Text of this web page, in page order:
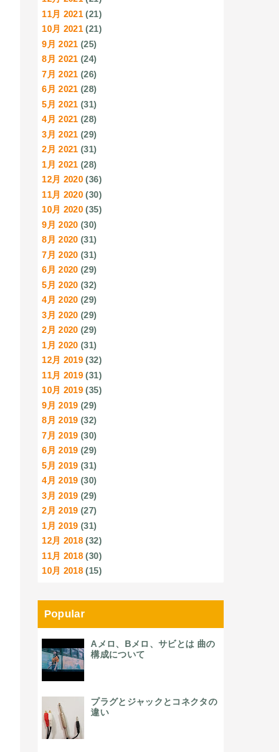
11月 2021 (21)
10月 2021 (21)
9月 2021 (25)
8月 2021 (24)
7月 2021 (26)
6月 2021 (28)
5月 2021 (31)
4月 2021 (28)
3月 2021 (29)
2月 2021 (31)
1月 2021 (28)
12月 2020 (36)
11月 2020 (30)
10月 2020 (35)
9月 2020 (30)
8月 2020 (31)
7月 2020 (31)
6月 2020 (29)
5月 2020 (32)
4月 2020 (29)
3月 2020 (29)
2月 2020 (29)
1月 2020 (31)
12月 2019 (32)
11月 2019 (31)
10月 2019 (35)
9月 2019 (29)
8月 2019 (32)
7月 2019 (30)
6月 2019 (29)
5月 2019 (31)
4月 2019 (30)
3月 2019 (29)
2月 2019 (27)
1月 2019 (31)
12月 2018 (32)
11月 2018 (30)
10月 2018 (15)
Popular
Aメロ、Bメロ、サビとは 曲の
構成について
プラグとジャックとコネクタの
違い